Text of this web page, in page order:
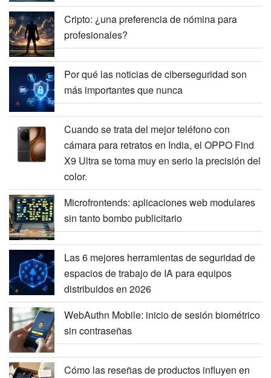
Cripto: ¿una preferencia de nómina para
profesionales?
Por qué las noticias de ciberseguridad son
más importantes que nunca
Cuando se trata del mejor teléfono con
cámara para retratos en India, el OPPO Find
X9 Ultra se toma muy en serio la precisión del
color.
Microfrontends: aplicaciones web modulares
sin tanto bombo publicitario
Las 6 mejores herramientas de seguridad de
espacios de trabajo de IA para equipos
distribuidos en 2026
WebAuthn Mobile: inicio de sesión biométrico
sin contraseñas
Cómo las reseñas de productos influyen en